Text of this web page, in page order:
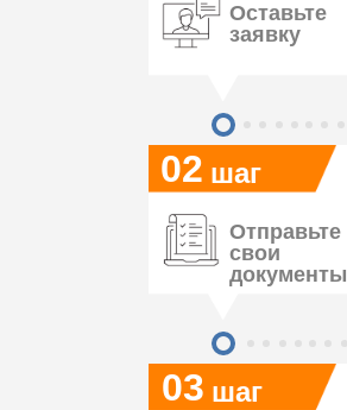
03
02
Оставьте
заявку
шаг
шаг
Отправьте
свои
документы